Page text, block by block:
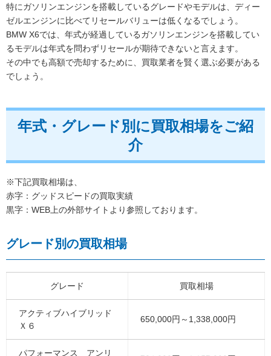
特にガソリンエンジンを搭載しているグレードやモデルは、ディー
ゼルエンジンに比べてリセールバリューは低くなるでしょう。
BMW X6では、年式が経過しているガソリンエンジンを搭載してい
るモデルは年式を問わずリセールが期待できないと言えます。
その中でも高額で売却するために、買取業者を賢く選ぶ必要がある
でしょう。
年式・グレード別に買取相場をご紹
介
※下記買取相場は、
赤字：グッドスピードの買取実績
黒字：WEB上の外部サイトより参照しております。
グレード別の買取相場
グレード 買取相場
アクティブハイブリッド
Ｘ６
650,000円～1,338,000円
パフォーマンス アンリ